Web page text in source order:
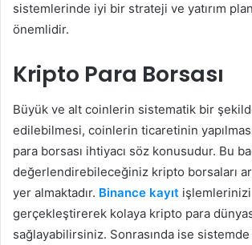
sistemlerinde iyi bir strateji ve yatırım
önemlidir.
Kripto Para Borsası
Büyük ve alt coinlerin sistematik bir
edilebilmesi, coinlerin ticaretinin
para borsası ihtiyacı söz konusudur. Bu
değerlendirebileceğiniz kripto borsaları
yer almaktadır. Binance kayıt işlemlerinizi
gerçekleştirerek kolaya kripto para
sağlayabilirsiniz. Sonrasında ise